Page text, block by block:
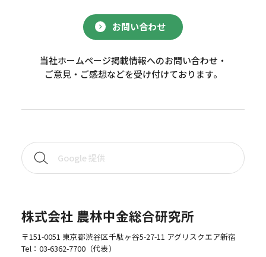
お問い合わせ
当社ホームページ掲載情報へのお問い合わせ・
ご意見・ご感想などを受け付けております。
株式会社 農林中金総合研究所
〒151-0051 東京都渋谷区千駄ヶ谷5-27-11 アグリスクエア新宿
Tel： 03-6362-7700（代表）